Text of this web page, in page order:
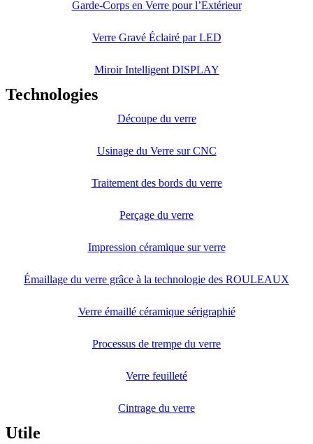
Garde-Corps en Verre pour l’Extérieur
Verre Gravé Éclairé par LED
Miroir Intelligent DISPLAY
Technologies
Découpe du verre
Usinage du Verre sur CNC
Traitement des bords du verre
Perçage du verre
Impression céramique sur verre
Émaillage du verre grâce à la technologie des ROULEAUX
Verre émaillé céramique sérigraphié
Processus de trempe du verre
Verre feuilleté
Cintrage du verre
Utile